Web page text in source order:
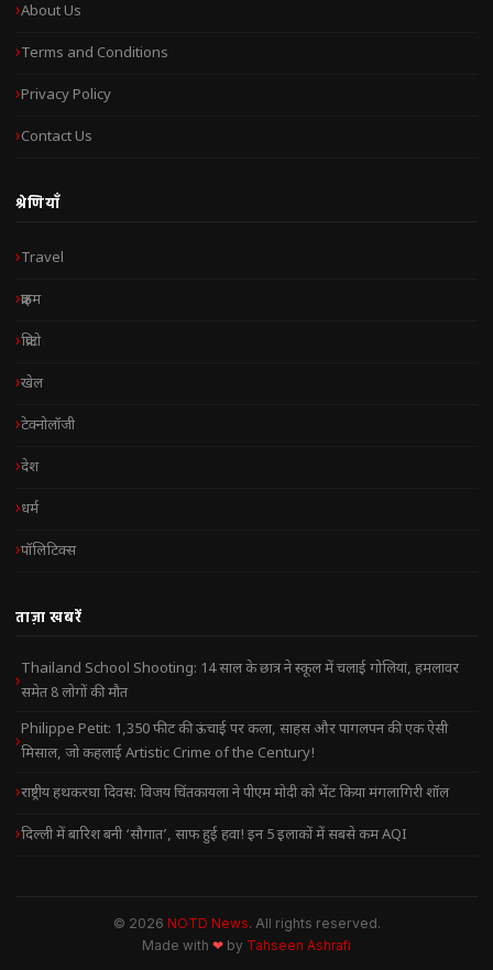
About Us
Terms and Conditions
Privacy Policy
Contact Us
श्रेणियाँ
Travel
क्राइम
क्रिप्टो
खेल
टेक्नोलॉजी
देश
धर्म
पॉलिटिक्स
ताज़ा खबरें
Thailand School Shooting: 14 साल के छात्र ने स्कूल में चलाई गोलियां, हमलावर
समेत 8 लोगों की मौत
Philippe Petit: 1,350 फीट की ऊंचाई पर कला, साहस और पागलपन की एक ऐसी
मिसाल, जो कहलाई Artistic Crime of the Century!
राष्ट्रीय हथकरघा दिवस: विजय चिंतकायला ने पीएम मोदी को भेंट किया मंगलागिरी शॉल
दिल्ली में बारिश बनी ‘सौगात’, साफ हुई हवा! इन 5 इलाकों में सबसे कम AQI
© 2026 NOTD News. All rights reserved.
Made with ❤ by Tahseen Ashrafi